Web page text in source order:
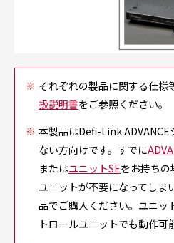
それぞれの製品に関する仕様
扱説明書をご参照ください。
本製品はDefi-Link
ない方向けです。すでに
またはユニットSEをお持ちの
ユニットが不要になってしま
品でご購入ください。ユニッ
トロールユニットでも動作可